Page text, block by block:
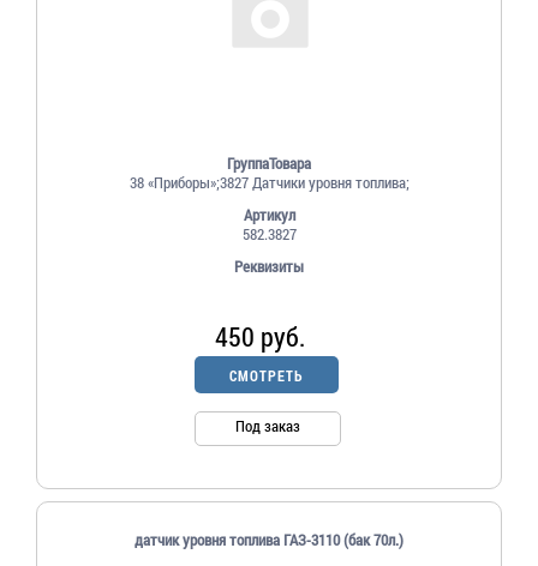
ГруппаТовара
38 «Приборы»;3827 Датчики уровня топлива;
Артикул
582.3827
Реквизиты
450 руб.
СМОТРЕТЬ
Под заказ
датчик уровня топлива ГАЗ-3110 (бак 70л.)